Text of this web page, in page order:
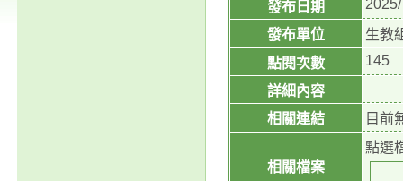
發布日期
發布單位
生教
點閱次數
145
詳細內容
相關連結
目前
相關檔案
點選